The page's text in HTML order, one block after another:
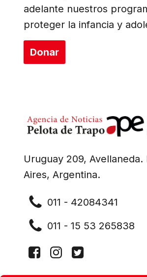
Uruguay 209, Avellaneda.
Aires, Argentina.
011 - 42084341
011 - 15 53 265838
adelante nuestros
proteger la infancia y
Donar